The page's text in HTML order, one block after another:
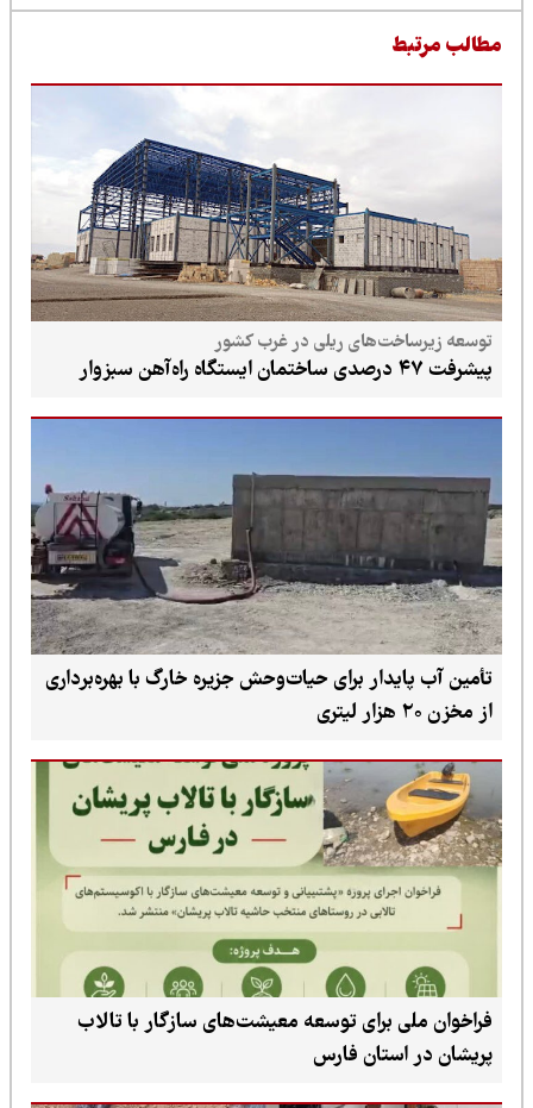
مرتبط
توسعه زیرساخت‌های ریلی در غرب کشور
پیشرفت ۴۷ درصدی ساختمان ایستگاه راه‌آهن سبزوار
تأمین آب پایدار برای حیات‌وحش جزیره خارگ با بهره‌برداری
از مخزن ۲۰ هزار لیتری
فراخوان ملی برای توسعه معیشت‌های سازگار با تالاب
پریشان در استان فارس